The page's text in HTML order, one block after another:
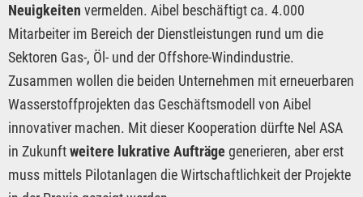
Neuigkeiten vermelden. Aibel beschäftigt ca. 4.000
Mitarbeiter im Bereich der Dienstleistungen rund um die
Sektoren Gas-, Öl- und der Offshore-Windindustrie.
Zusammen wollen die beiden Unternehmen mit erneuerbaren
Wasserstoffprojekten das Geschäftsmodell von Aibel
innovativer machen. Mit dieser Kooperation dürfte Nel ASA
in Zukunftweitere lukrative Aufträge generieren, aber erst
muss mittels Pilotanlagen die Wirtschaftlichkeit der Projekte